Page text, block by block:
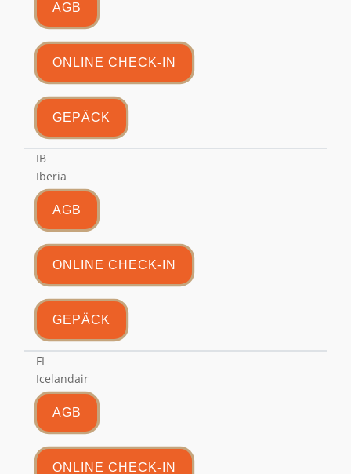
AGB
ONLINE CHECK-IN
GEPÄCK
IB
Iberia
AGB
ONLINE CHECK-IN
GEPÄCK
FI
Icelandair
AGB
ONLINE CHECK-IN